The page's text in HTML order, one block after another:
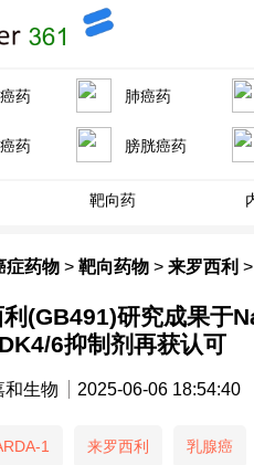
药 肺癌药
药 膀胱癌药
靶向药
症药物> 靶向药物> 来罗西利 >
利(GB491)研究成果于
6抑制剂再获认可
和生物 2025-06-06 18:54:40
1 来罗西利 乳腺癌